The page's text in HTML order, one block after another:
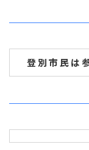
登別市民は